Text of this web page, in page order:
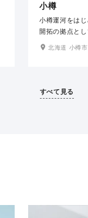
小樽
小樽運河をは
開拓の拠点と
造物が多く残
ちらもおすす
スの良さも魅
北海道 小樽市
すべて見る